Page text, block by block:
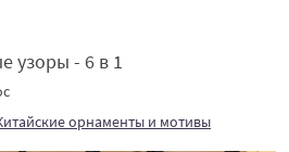
узоры - 6 в 1
орнаменты и мотивы